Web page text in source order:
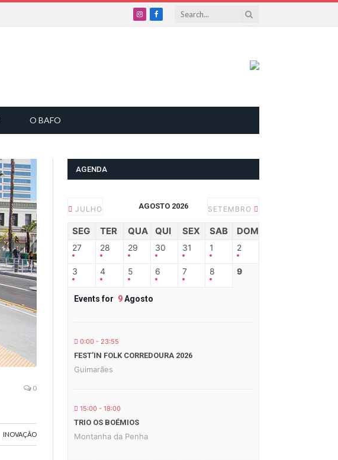
InstagramFacebook
O BAFO
0
INOVAÇÃO
AGENDA
JULHO AGOSTO 2026 SETEMBRO
SEG TER QUA QUI SEX SAB DOM
27 28 29 30 31 1 2
3 4 5 6 7 8 9
Events for 9Agosto
0:00 - 23:55
FEST’IN FOLK CORREDOURA 2026
Guimarães
15:00 - 18:00
TRIO OS BOÉMIOS
Montanha da Penha